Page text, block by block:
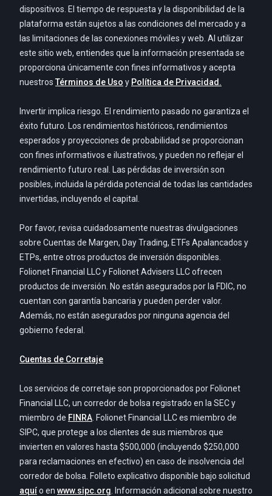
dispositivos. El tiempo de respuesta y la disponibilidad de la
plataforma están sujetos a las condiciones del mercado y a
las limitaciones de las conexiones móviles y web. Al utilizar
este sitio web, entiendes que la información presentada se
proporciona únicamente con fines informativos y acepta
nuestros Términos de Uso y Política de Privacidad.
Invertir implica riesgo. El rendimiento pasado no garantiza el
éxito futuro. Los rendimientos históricos, rendimientos
esperados y proyecciones de probabilidad se proporcionan
con fines informativos e ilustrativos, y pueden no reflejar el
rendimiento futuro real. Las pérdidas de inversión son
posibles, incluida la pérdida potencial de todas las cantidades
invertidas, incluyendo el capital.
Por favor, revisa cuidadosamente nuestras divulgaciones
sobre Cuentas de Margen, Day Trading, ETFs Apalancados y
ETPs, entre otros productos de inversión disponibles.
Folionet Financial LLC y Folionet Advisers LLC ofrecen
productos de inversión. No están asegurados por la FDIC, no
cuentan con garantía bancaria y pueden perder valor.
Además, no están asegurados por ninguna agencia del
gobierno federal.
Cuentas de Corretaje
Los servicios de corretaje son proporcionados por Folionet
Financial LLC, un corredor de bolsa registrado en la SEC y
miembro de FINRA . Folionet Financial LLC es miembro de
SIPC, que protege a los clientes de sus miembros que
invierten en valores hasta $500,000 (incluyendo $250,000
para reclamaciones en efectivo) en caso de insolvencia del
corredor de bolsa. Folleto explicativo disponible bajo solicitud
aquío en www.sipc.org . Información adicional sobre nuestro